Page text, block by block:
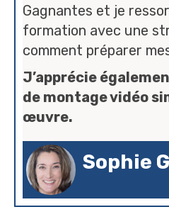
Gagnantes et je
formation avec une
comment préparer
J’apprécie
de montage vidéo
œuvre.
Sophie